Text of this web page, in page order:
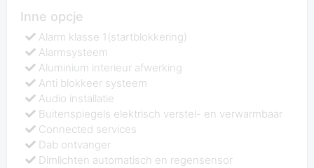
Inne opcje
Alarm klasse 1(startblokkering)
Alarmsysteem
Aluminium interieur afwerking
Anti blokkeer systeem
Audio installatie
Buitenspiegels elektrisch verstel- en verwarmbaar
Connected services
Dab ontvanger
Dimlichten automatisch en regensensor